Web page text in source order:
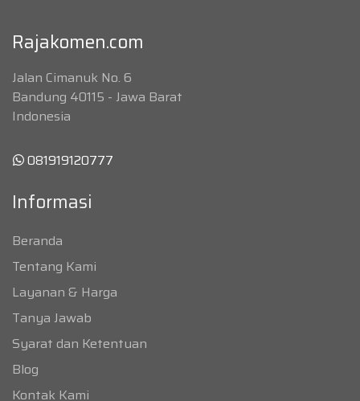
Rajakomen.com
Jalan Cimanuk No. 6
Bandung 40115 - Jawa Barat
Indonesia
081919120777
Informasi
Beranda
Tentang Kami
Layanan & Harga
Tanya Jawab
Syarat dan Ketentuan
Blog
Kontak Kami